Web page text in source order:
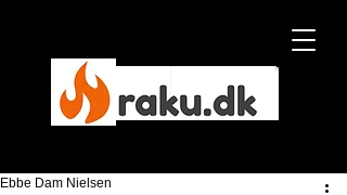
Ebbe Dam Nielsen